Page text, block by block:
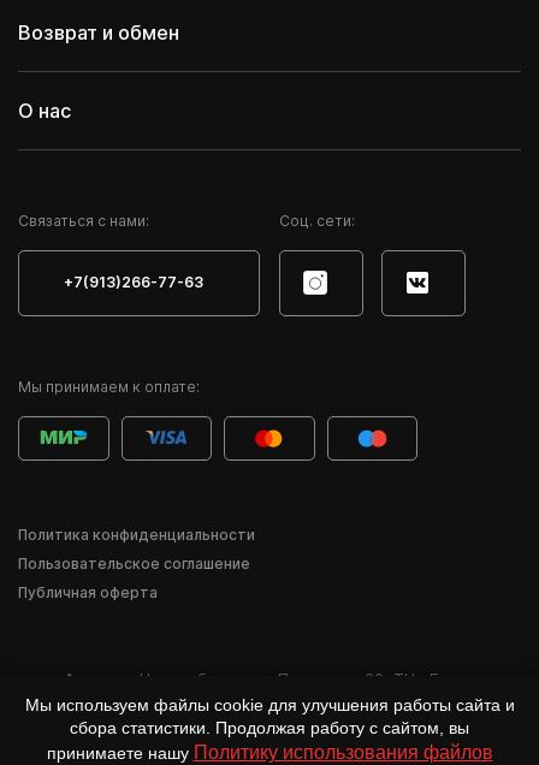
Возврат и обмен
О нас
Мы принимаем к оплате:
Cвязаться с нами:
+7(913)266-77-63
Соц. сети:
Политика конфиденциальности
Пользовательское соглашение
Публичная оферта
Адрес: г. Новосибирск ул. Писарева, 60 ТЦ «Баzа»
*Деятельность компании Meta Inc. и её продуктов Instagram, Facebook и др.
признана в России экстремистской и запрещена.
Мы используем файлы cookie для улучшения работы сайта и
сбора статистики. Продолжая работу с сайтом, вы
принимаете нашу Политику использования файлов